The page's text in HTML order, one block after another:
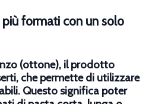
più formati con un solo
(ottone), il prodotto
, che permette di utilizzare
Questo significa poter